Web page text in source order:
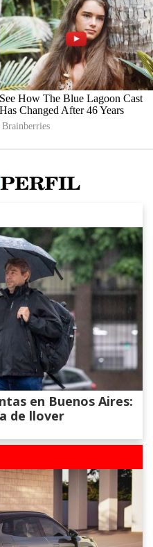
en Buenos Aires:
de llover